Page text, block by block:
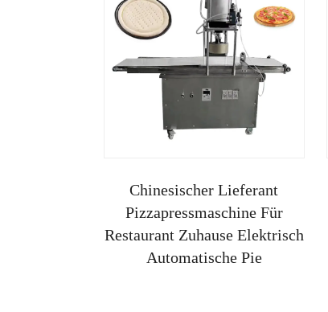
Chinesischer Lieferant
Pizzapressmaschine Für
Restaurant Zuhause Elektrisch
Automatische Pie